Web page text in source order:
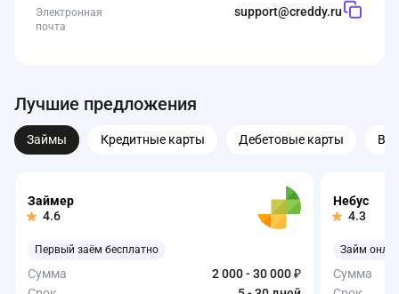
Электронная
почта
support@creddy.ru
Лучшие предложения
Займы Кредитные карты Дебетовые карты
Займер
4.6
Первый заём бесплатно
Сумма
2 000 - 30 000 ₽
Небус
4.3
Займ
Сумма